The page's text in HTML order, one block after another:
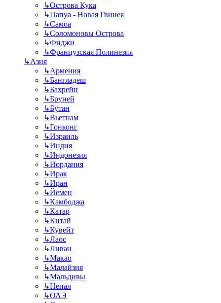
↳Острова Кука
↳Папуа - Новая Гвинея
↳Самоа
↳Соломоновы Острова
↳Фиджи
↳Французская Полинезия
↳Азия
↳Армения
↳Бангладеш
↳Бахрейн
↳Бруней
↳Бутан
↳Вьетнам
↳Гонконг
↳Израиль
↳Индия
↳Индонезия
↳Иордания
↳Ирак
↳Иран
↳Йемен
↳Камбоджа
↳Катар
↳Китай
↳Кувейт
↳Лаос
↳Ливан
↳Макао
↳Малайзия
↳Мальдивы
↳Непал
↳ОАЭ